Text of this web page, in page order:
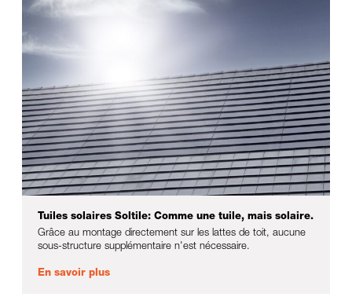
Tuiles solaires Soltile: Comme une tuile, mais solaire.
Grâce au montage directement sur les lattes de toit, aucune
sous-structure supplémentaire n'est nécessaire.
En savoir plus